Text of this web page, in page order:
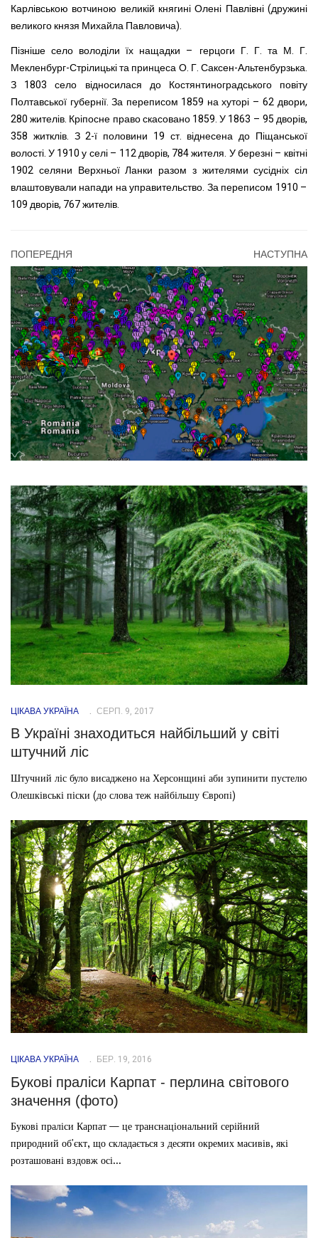
Карлівською вотчиною великій княгині Олені Павлівні (дружині
великого князя Михайла Павловича).
Пізніше село володіли їх нащадки – герцоги Г. Г. та М. Г.
Мекленбург-Стрілицькі та принцеса О. Г. Саксен-Альтенбурзька.
З 1803 село відносилася до Костянтиноградського повіту
Полтавської губернії. За переписом 1859 на хуторі – 62 двори,
280 жителів. Кріпосне право скасовано 1859. У 1863 – 95 дворів,
358 житклів. З 2-ї половини 19 ст. віднесена до Піщанської
волості. У 1910 у селі – 112 дворів, 784 жителя. У березні – квітні
1902 селяни Верхньої Ланки разом з жителями сусідніх сіл
влаштовували напади на управительство. За переписом 1910 –
109 дворів, 767 жителів.
ПОПЕРЕДНЯ НАСТУПНА
ЦІКАВА УКРАЇНА СЕРП. 9, 2017
В Україні знаходиться найбільший у світі
штучний ліс
Штучний ліс було висаджено на Херсонщині аби зупинити пустелю
Олешківські піски (до слова теж найбільшу Європі)
ЦІКАВА УКРАЇНА БЕР. 19, 2016
Букові праліси Карпат - перлина світового
значення (фото)
Букові праліси Карпат — це транснаціональний серійний
природний об'єкт, що складається з десяти окремих масивів, які
розташовані вздовж осі...